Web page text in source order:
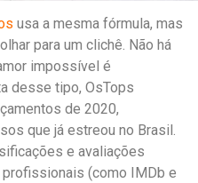
usa a mesma fórmula, mas
para um clichê. Não há
impossível é
desse tipo, OsTops
de 2020,
que já estreou no Brasil.
e avaliações
(como IMDb e